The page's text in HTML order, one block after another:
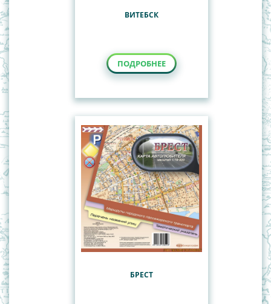
ВИТЕБСК
ПОДРОБНЕЕ
БРЕСТ